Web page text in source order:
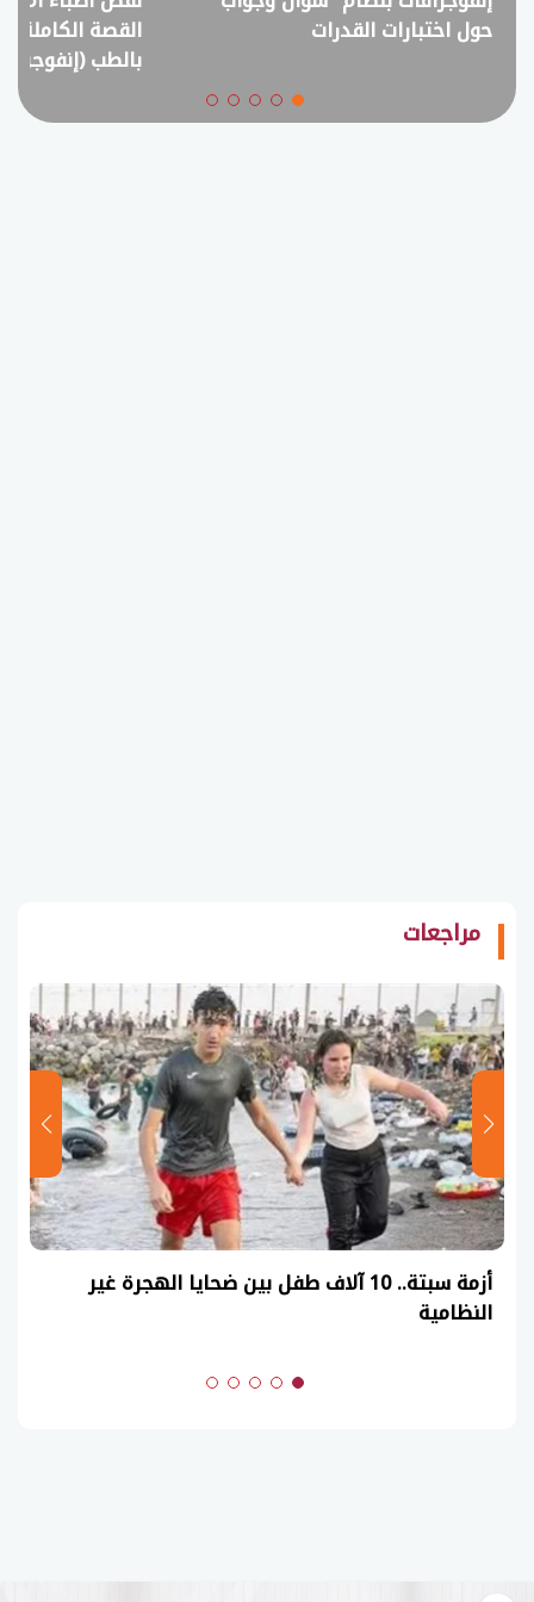
القصة الكاملة لمقترح خفض القبول
في امتحانات
مراجعات
عاجل| نموذج حل امتحان أحياء ثانوية عامة 2026
(السنوات الماضية)